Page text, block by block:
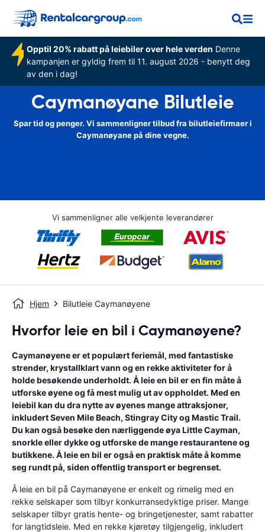
Opptil 20% rabatt på leiebiler over hele verden Denne
kampanjen er gyldig frem til 11. august 2026 - benytt deg
av den i dag!
Caymanøyane Bilutleie
Spar tid og penger. Vi sammenligner tilbud fra bilutleiefirmaer i
Caymanøyane på dine vegne.
Vi sammenligner alle velkjente leverandører
Hjem Bilutleie Caymanøyene
Hvorfor leie en bil i Caymanøyene?
Caymanøyene er et populært feriemål, med fantastiske
strender, krystallklart vann og en rekke aktiviteter for å
holde besøkende underholdt. Å leie en bil er en fin måte å
utforske øyene og få mest mulig ut av oppholdet. Med en
leiebil kan du dra nytte av øyenes mange attraksjoner,
inkludert Seven Mile Beach, Stingray City og Mastic Trail.
Du kan også besøke den nærliggende øya Little Cayman,
snorkle eller dykke og utforske de mange restaurantene og
butikkene. Å leie en bil er også en praktisk måte å komme
seg rundt på, siden offentlig transport er begrenset.
Å leie en bil på Caymanøyene er enkelt og rimelig med en
rekke selskaper som tilbyr konkurransedyktige priser. Mange
selskaper tilbyr gratis hente- og bringetjenester, samt rabatter
for langtidsleie. Med en rekke kjøretøy tilgjengelig, inkludert